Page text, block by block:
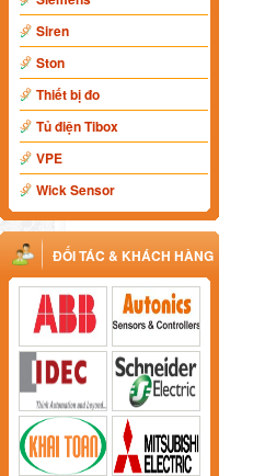
Siren
Ston
Thiết bị đo
Tủ điện Tibox
VPE
Wick Sensor
ĐỐI TÁC & KHÁCH HÀNG